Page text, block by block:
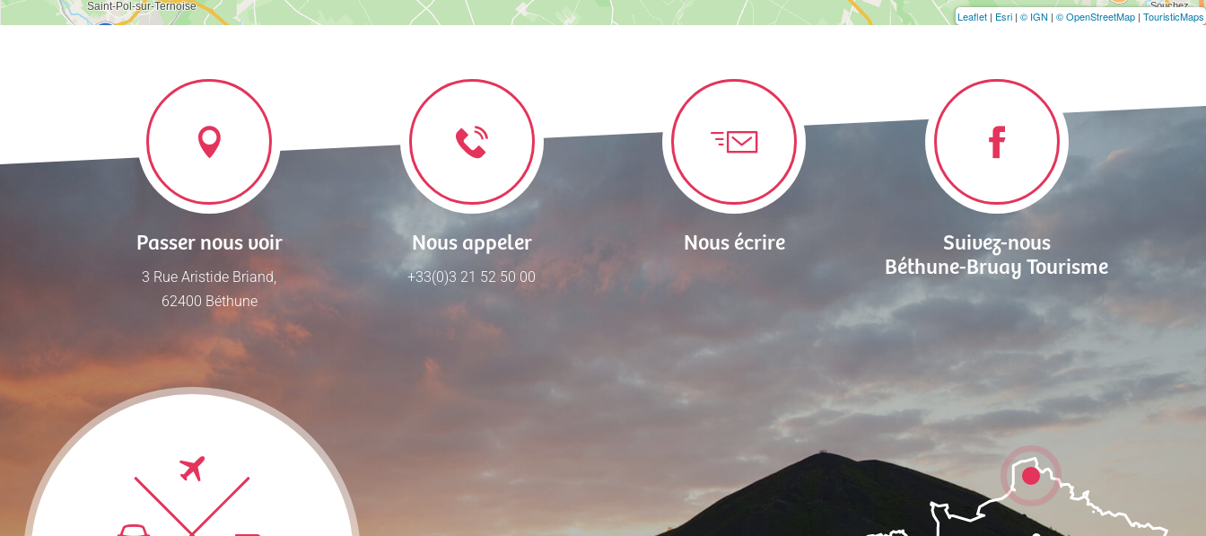
Leaflet | Esri | © IGN | © OpenStreetMap | TouristicMaps
Passer nous voir
3 Rue Aristide Briand,
62400 Béthune
Nous appeler
+33(0)3 21 52 50 00
Nous écrire
Suivez-nous
Béthune-Bruay Tourisme